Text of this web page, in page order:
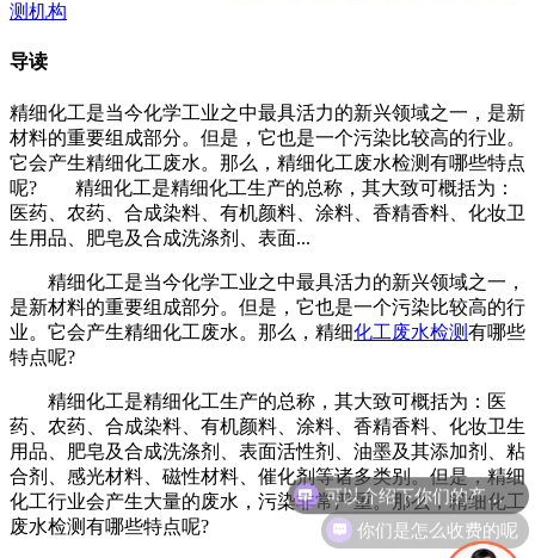
测机构
导读
精细化工是当今化学工业之中最具活力的新兴领域之一，是新
材料的重要组成部分。但是，它也是一个污染比较高的行业。
它会产生精细化工废水。那么，精细化工废水检测有哪些特点
呢? 精细化工是精细化工生产的总称，其大致可概括为：
医药、农药、合成染料、有机颜料、涂料、香精香料、化妆卫
生用品、肥皂及合成洗涤剂、表面...
精细化工是当今化学工业之中最具活力的新兴领域之一，
是新材料的重要组成部分。但是，它也是一个污染比较高的行
业。它会产生精细化工废水。那么，精细化工废水检测有哪些
特点呢?
精细化工是精细化工生产的总称，其大致可概括为：医
药、农药、合成染料、有机颜料、涂料、香精香料、化妆卫生
用品、肥皂及合成洗涤剂、表面活性剂、油墨及其添加剂、粘
合剂、感光材料、磁性材料、催化剂等诸多类别。但是，精细
化工行业会产生大量的废水，污染非常严重。那么，精细化工
废水检测有哪些特点呢?
可以介绍下你们的产品么
你们是怎么收费的呢